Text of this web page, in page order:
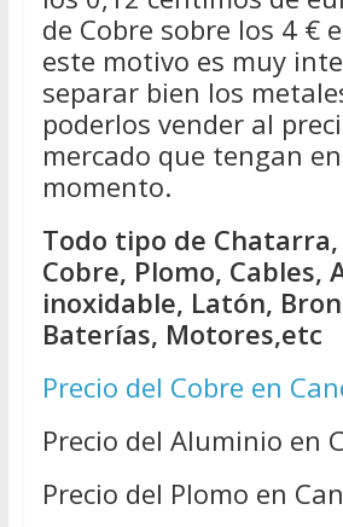
de Cobre sobre los 4 €
este motivo es muy
separar bien los
poderlos vender al
mercado que tengan
momento.
Todo tipo de
Cobre, Plomo, Cables,
inoxidable, Latón,
Baterías, Motores,etc
Precio del Cobre en
Precio del Aluminio en
Precio del Plomo en